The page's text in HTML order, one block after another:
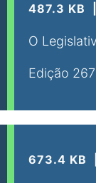
487.3 KB
O
Edição
673.4 KB